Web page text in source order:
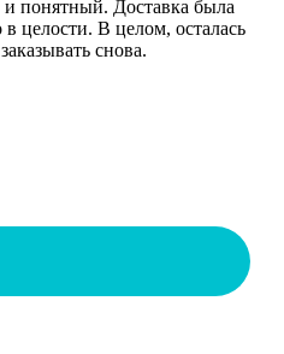
понятный. Доставка была
целости. В целом, осталась
снова.